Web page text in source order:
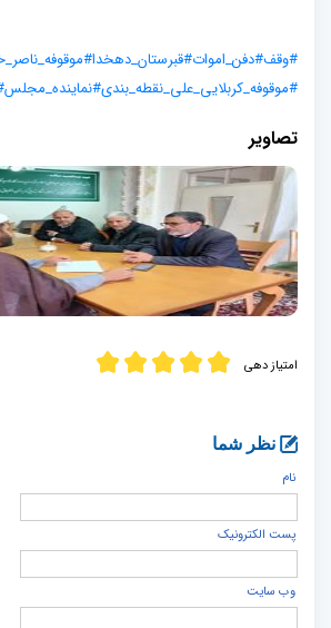
#وقف#دفن_اموات#قبرستان_دهخدا
#موقوفه_کربلایی_علی_نقطه_بندی#نماینده_مجلس
تصاویر
امتیاز دهی
نظر شما
نام
پست الكترونيک
وب سایت